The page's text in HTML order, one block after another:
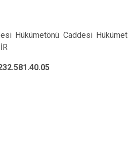
Hükümetönü Caddesi Hükümet